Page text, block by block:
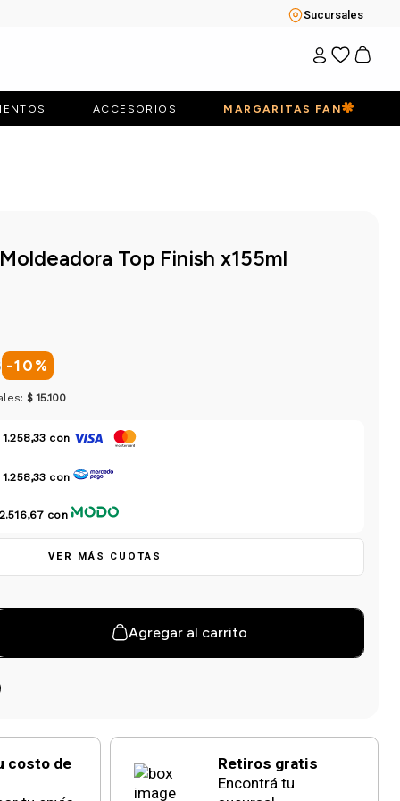
Sucursales
ACCESORIOS MARGARITAS FAN
Top Finish x155ml
-10 %
$ 15.100
1.258,33 con
1.258,33 con
con
VER MÁS CUOTAS
Agregar al carrito
costo de
Retiros gratis
Encontrá tu